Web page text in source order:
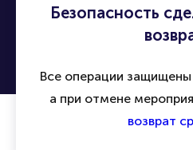
Безопасность
Все операции защищены
а при отмене
возврат